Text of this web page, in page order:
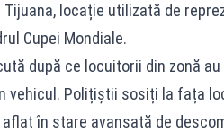
Tijuana, locație utilizată de
Cupei Mondiale.
după ce locuitorii din zonă
vehicul. Polițiștii sosiți la fața
în stare avansată de